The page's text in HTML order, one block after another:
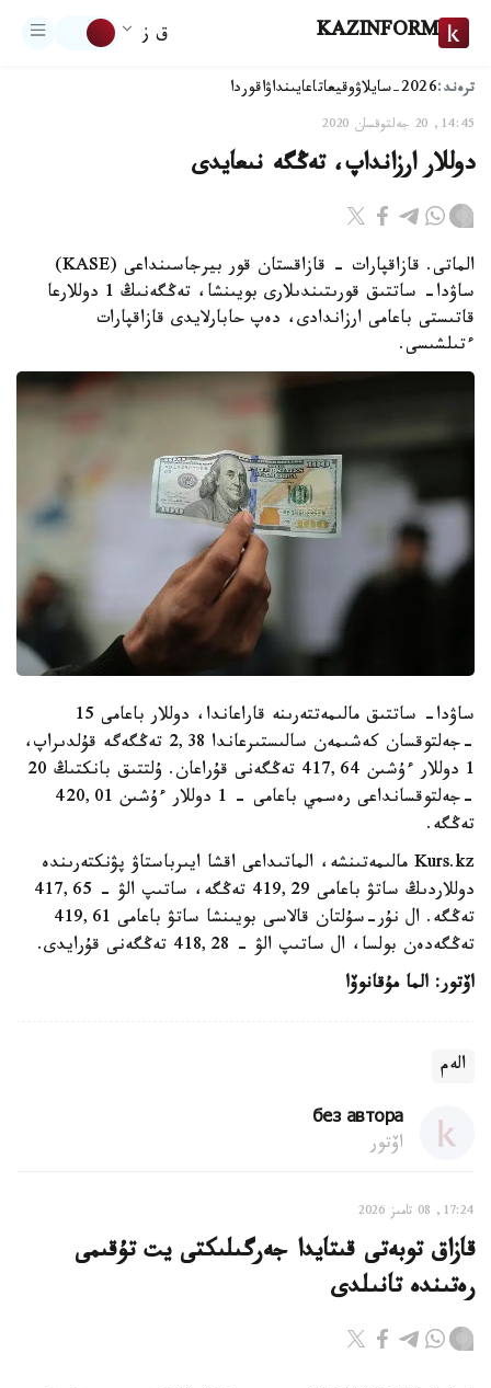
KAZINFORM ق ز
ترەند:2026-سايلاۋ وقيعاتاعايىنداۋاقوردا
14:45, 20 جەلتوقسان 2020
دوللار ارزانداپ، تەڭگە نىعايدى
الماتى. قازاقپارات - قازاقستان قور بيرجاسىنداعى (KASE)
ساۋدا- ساتتىق قورىتىندىلارى بويىنشا، تەڭگەنىڭ 1 دوللارعا
قاتىستى باعامى ارزاندادى، دەپ حابارلايدى قازاقپارات
ءتىلشىسى.
ساۋدا- ساتتىق مالىمەتتەرىنە قاراعاندا، دوللار باعامى 15
-جەلتوقسان كەشىمەن سالىستىرعاندا 2,38 تەڭگەگە قۇلدىراپ،
1 دوللار ءۇشىن 417,64 تەڭگەنى قۇراعان. ۇلتتىق بانكتىڭ 20
-جەلتوقسانداعى رەسمي باعامى - 1 دوللار ءۇشىن 420,01
تەڭگە.
Kurs.kz مالىمەتىنشە، الماتىداعى اقشا ايىرباستاۋ پۋنكتەرىندە
دوللاردىڭ ساتۋ باعامى 419,29 تەڭگە، ساتىپ الۋ - 417,65
تەڭگە. ال نۇر-سۇلتان قالاسى بويىنشا ساتۋ باعامى 419,61
تەڭگەدەن بولسا، ال ساتىپ الۋ - 418,28 تەڭگەنى قۇرايدى.
اۆتور: الما مۇقانوۆا
الەم
без автора
اۆتور
17:24, 08 تامىز 2026
قازاق توبەتى قىتايدا جەرگىلىكتى يت تۇقىمى
رەتىندە تانىلدى